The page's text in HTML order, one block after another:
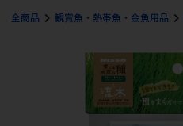
全商品 観賞魚・熱帯魚・金魚用品